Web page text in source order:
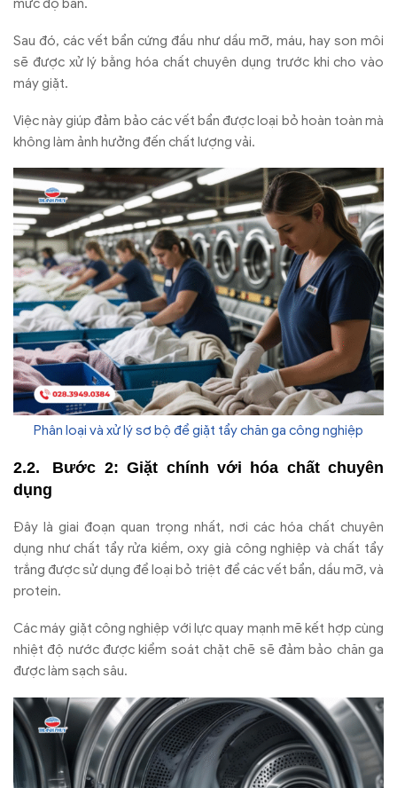
mứcđộ bẩn.
Sauđó, các vết bẩn cứngđầu như dầu mỡ, máu, hay son môi
sẽ được xử lý bằng hóa chất chuyên dụng trước khi cho vào
máy giặt.
Việc này giúp đảm bảo các vết bẩn được loại bỏ hoàn toàn mà
không làm ảnh hưởng đến chất lượng vải.
Phân loại và xử lý sơ bộ để giặt tẩy chăn ga công nghiệp
Bước 2: Giặt chính với hóa chất chuyên
dụng
Đây là giai đoạn quan trọng nhất, nơi các hóa chất chuyên
dụng như chất tẩy rửa kiềm, oxy già công nghiệp và chất tẩy
trắng được sử dụng để loại bỏ triệt để các vết bẩn, dầu mỡ, và
protein.
Các máy giặt công nghiệp với lực quay mạnh mẽ kết hợp cùng
nhiệt độ nước được kiểm soát chặt chẽ sẽ đảm bảo chăn ga
được làm sạch sâu.